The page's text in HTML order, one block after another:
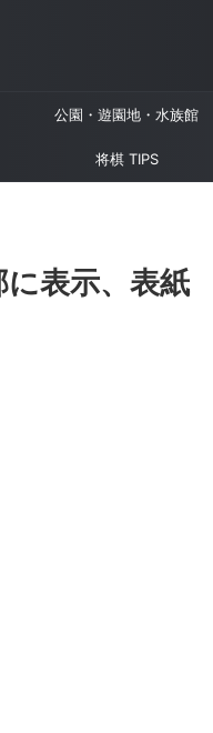
公園・遊園地・水族館
将棋 TIPS
表示、表紙